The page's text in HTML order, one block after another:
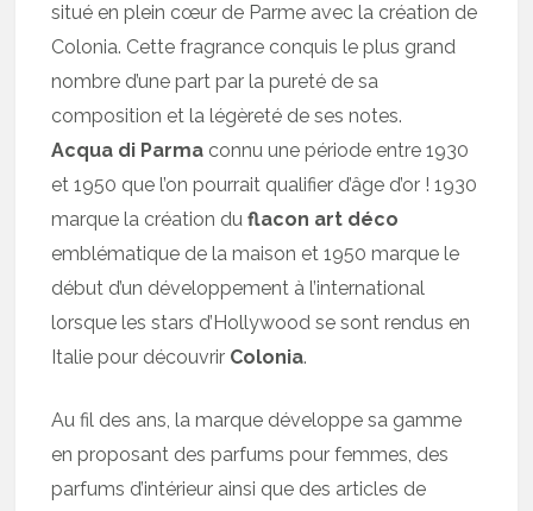
situé en plein cœur de Parme avec la création de
Colonia. Cette fragrance conquis le plus grand
nombre d’une part par la pureté de sa
composition et la légèreté de ses notes.
Acqua di Parma connu une période entre 1930
et 1950 que l’on pourrait qualifier d’âge d’or ! 1930
marque la création duflacon art déco
emblématique de la maison et 1950 marque le
début d’un développement à l’international
lorsque les stars d’Hollywood se sont rendus en
Italie pour découvrir Colonia.
Au fil des ans, la marque développe sa gamme
en proposant des parfums pour femmes, des
parfums d’intérieur ainsi que des articles de